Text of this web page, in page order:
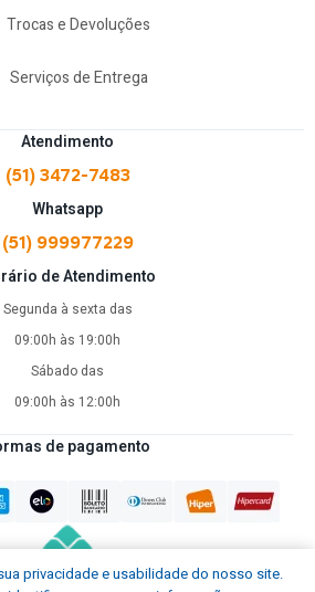
Atendimento
(51) 3472-7483
Whatsapp
(51) 999977229
de Atendimento
Segunda à sexta das
09:00h às 19:00h
Sábado das
09:00h às 12:00h
Trocas e Devoluções
Serviços de Entrega
de pagamento
privacidade e usabilidade do nosso site.